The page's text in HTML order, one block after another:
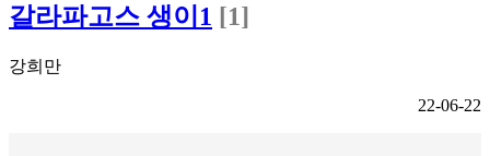
갈라파고스 생이1 [1]
강희만
22-06-22